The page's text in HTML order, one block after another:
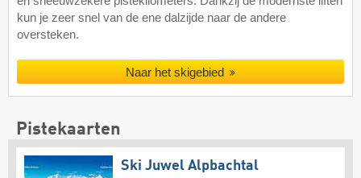
kun je zeer snel van de ene dalzijde naar de andere
oversteken.
Naar het skigebied
Pistekaarten
Ski Juwel Alpbachtal